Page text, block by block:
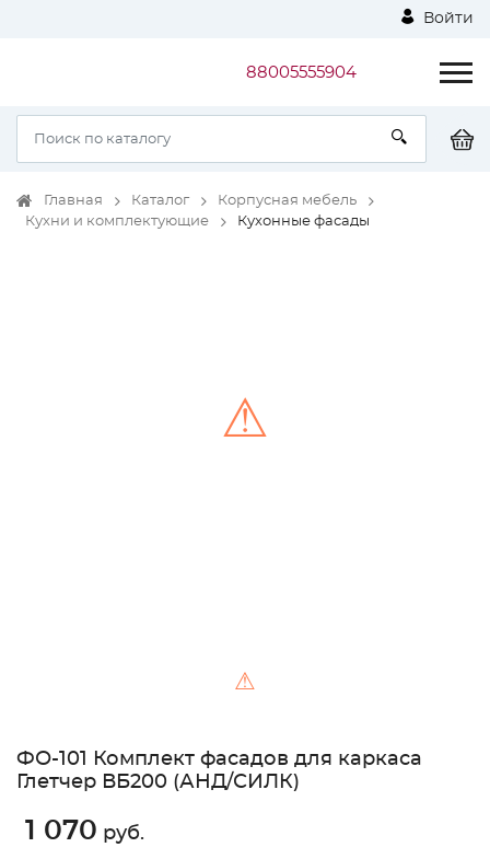
Войти
88005555904
Главная Каталог
Корпусная мебель
Кухни и комплектующие
Кухонные фасады
⚠
⚠
ФО-101 Комплект фасадов для каркаса
Глетчер ВБ200 (АНД/СИЛК)
1 070 руб.